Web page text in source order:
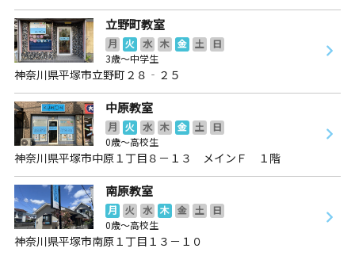
立野町教室
月 火 水 木 金 土
日
3歳～中学生
神奈川県平塚市立野町２８‐２５
中原教室
月 火 水 木 金 土
日
0歳～高校生
神奈川県平塚市中原１丁目８－１３ メインＦ １階
南原教室
月 火 水 木 金 土
日
0歳～高校生
神奈川県平塚市南原１丁目１３－１０